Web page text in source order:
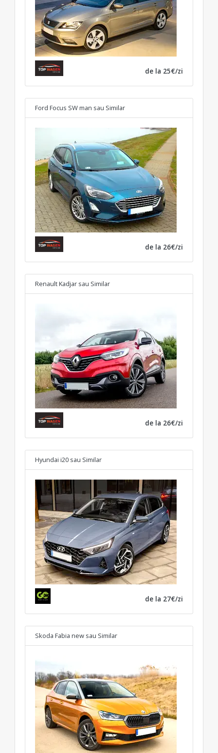
de la 25€/zi
Ford Focus SW man sau Similar
de la 26€/zi
Renault Kadjar sau Similar
de la 26€/zi
Hyundai i20 sau Similar
de la 27€/zi
Skoda Fabia new sau Similar